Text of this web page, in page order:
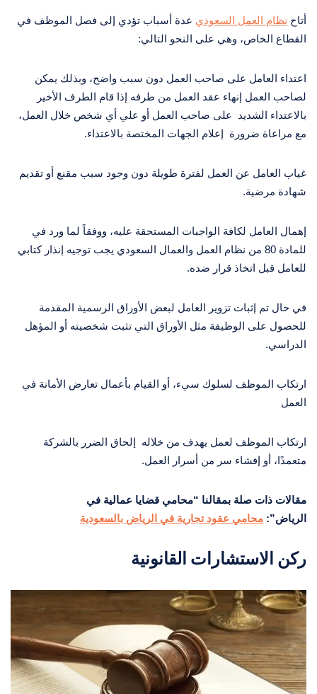
أتاح نظام العمل السعودي عدة أسباب تؤدي إلى فصل الموظف في
القطاع الخاص، وهي على النحو التالي:
اعتداء العامل على صاحب العمل دون سبب واضح، وبذلك يمكن
لصاحب العمل إنهاء عقد العمل من طرفه إذا قام الطرف الأخير
بالاعتداء الشديد على صاحب العمل أو علي أي شخص خلال العمل،
مع مراعاة ضرورة إعلام الجهات المختصة بالاعتداء.
غياب العامل عن العمل لفترة طويلة دون وجود سبب مقنع أو تقديم
شهادة مرضية.
إهمال العامل لكافة الواجبات المستحقة عليه، ووفقاً لما ورد في
للمادة 80 من نظام العمل والعمال السعودي يجب توجيه إنذار كتابي
للعامل قبل اتخاذ قرار ضده.
في حال تم إثبات تزوير العامل لبعض الأوراق الرسمية المقدمة
للحصول على الوظيفة مثل الأوراق التي تثبت شخصيته أو المؤهل
الدراسي.
ارتكاب الموظف لسلوك سيء، أو القيام بأعمال تعارض الأمانة في
العمل
ارتكاب الموظف لعمل يهدف من خلاله إلحاق الضرر بالشركة
متعمدًا، أو إفشاء سر من أسرار العمل.
مقالات ذات صلة بمقالنا “محامي قضايا عمالية في
الرياض”: محامي عقود تجارية في الرياض بالسعودية
ركن الاستشارات القانونية